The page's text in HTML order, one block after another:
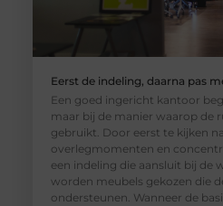
Eerst de indeling, daarna pas
Een goed ingericht kantoor
maar bij de manier waarop de
gebruikt. Door eerst te kijken
overlegmomenten en
een indeling die aansluit bij de
worden meubels gekozen die
ondersteunen. Wanneer de